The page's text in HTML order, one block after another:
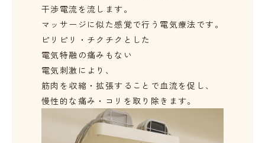
干渉電流を流します。
マッサージに似た感覚で行う電気療法です。
ピリピリ・チクチクとした
電気特融の痛みもない
電気刺激により、
筋肉を収縮・拡張することで血流を促し、
慢性的な痛み・コリを取り除きます。